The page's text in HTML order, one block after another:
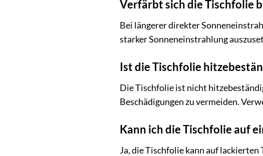
Verfärbt sich die Tischfolie
Bei längerer direkter
starker Sonneneinstrahlung
Ist die Tischfolie
Die Tischfolie ist nicht
Beschädigungen zu vermeiden.
Kann ich die Tischfolie auf
Ja, die Tischfolie kann auf